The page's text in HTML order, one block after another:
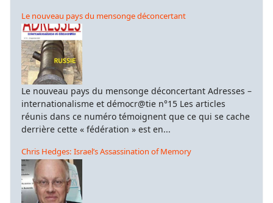
Le nouveau pays du mensonge déconcertant
Le nouveau pays du mensonge déconcertant Adresses –
internationalisme et démocr@tie n°15 Les articles
réunis dans ce numéro témoignent que ce qui se cache
derrière cette « fédération » est en...
Chris Hedges: Israel’s Assassination of Memory